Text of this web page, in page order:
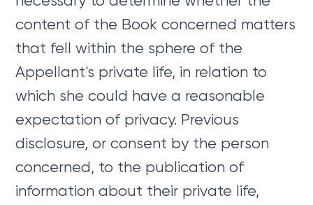
content of the Book concerned matters
that fell within the sphere of the
Appellant's private life, in relation to
which she could have a reasonable
expectation of privacy. Previous
disclosure, or consent by the person
concerned, to the publication of
information about their private life,